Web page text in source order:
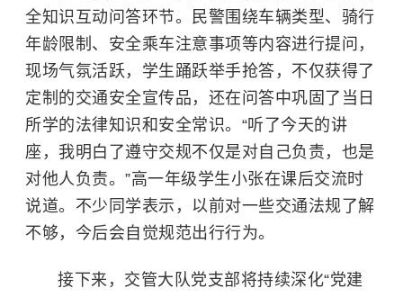
全知识互动问答环节。民警围绕车辆类型、骑行
年龄限制、安全乘车注意事项等内容进行提问，
现场气氛活跃，学生踊跃举手抢答，不仅获得了
定制的交通安全宣传品，还在问答中巩固了当日
所学的法律知识和安全常识。“听了今天的讲
座，我明白了遵守交规不仅是对自己负责，也是
对他人负责。”高一年级学生小张在课后交流时
说道。不少同学表示，以前对一些交通法规了解
不够，今后会自觉规范出行行为。
接下来，交管大队党支部将持续深化“党建